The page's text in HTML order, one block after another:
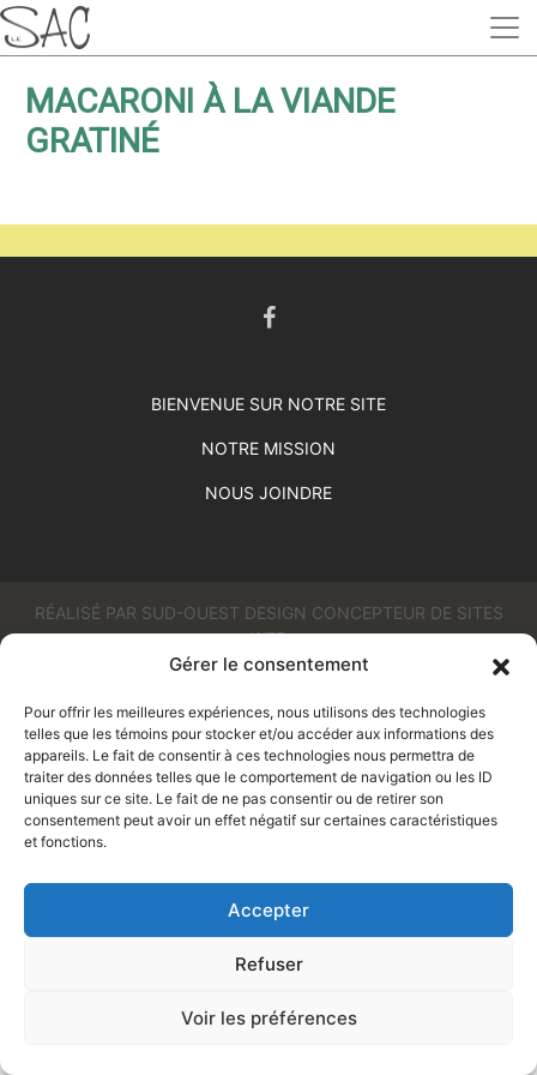
Gérer le consentement
Pour offrir les meilleures expériences, nous utilisons des technologies
telles que les témoins pour stocker et/ou accéder aux informations des
appareils. Le fait de consentir à ces technologies nous permettra de
traiter des données telles que le comportement de navigation ou les ID
uniques sur ce site. Le fait de ne pas consentir ou de retirer son
consentement peut avoir un effet négatif sur certaines caractéristiques
et fonctions.
Accepter
Refuser
Voir les préférences
MACARONI À LA VIANDE
GRATINÉ
BIENVENUE SUR NOTRE SITE
NOTRE MISSION
NOUS JOINDRE
RÉALISÉ PAR SUD-OUEST DESIGN CONCEPTEUR DE SITES
WEB